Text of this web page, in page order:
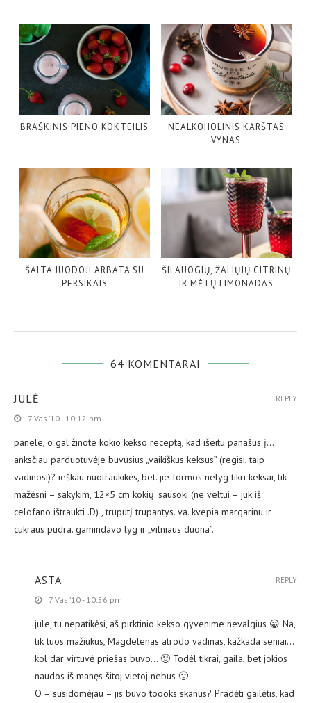
BRAŠKINIS PIENO KOKTEILIS
NEALKOHOLINIS KARŠTAS
VYNAS
ŠALTA JUODOJI ARBATA SU
PERSIKAIS
ŠILAUOGIŲ, ŽALIŲJŲ CITRINŲ
IR MĖTŲ LIMONADAS
64 KOMENTARAI
JULĖ
7 Vas ’10 - 10:12 pm
panele, o gal žinote kokio kekso receptą, kad išeitu panašus į…
anksčiau parduotuvėje buvusius „vaikiškus keksus” (regisi, taip
vadinosi)? ieškau nuotraukikės, bet. jie formos nelyg tikri keksai, tik
mažėsni – sakykim, 12×5 cm kokių. sausoki (ne veltui – juk iš
celofano ištraukti .D) , truputį trupantys. va. kvepia margarinu ir
cukraus pudra. gamindavo lyg ir „vilniaus duona”.
REPLY
ASTA
7 Vas ’10 - 10:56 pm
jule, tu nepatikėsi, aš pirktinio kekso gyvenime nevalgius 😀 Na,
tik tuos mažiukus, Magdelenas atrodo vadinas, kažkada seniai…
kol dar virtuvė priešas buvo… 🙂 Todėl tikrai, gaila, bet jokios
naudos iš manęs šitoj vietoj nebus 🙂
O – susidomėjau – jis buvo toooks skanus? Pradėti gailėtis, kad
REPLY